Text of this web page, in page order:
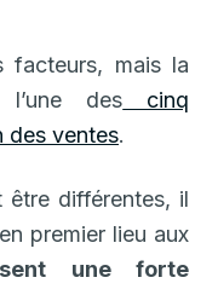
facteurs, mais la
l’une des cinq
des ventes.
être différentes, il
premier lieu aux
une forte